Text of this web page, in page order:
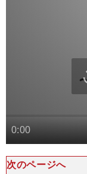
次のページへ